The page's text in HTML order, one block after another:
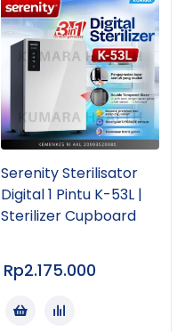
Serenity Sterilisator
Digital 1 Pintu K-53L |
Sterilizer Cupboard
Rp2.175.000